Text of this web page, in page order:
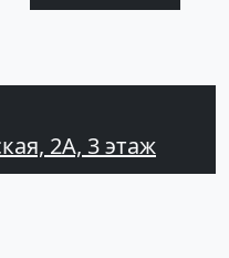
2А, 3 этаж